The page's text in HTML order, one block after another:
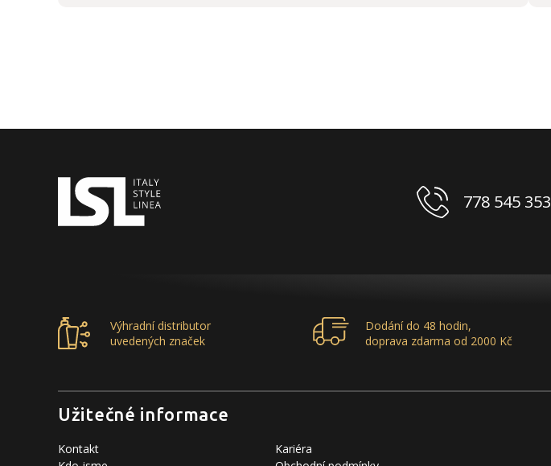
778 545 353
Výhradní distributor
uvedených značek
Dodání do 48 hodin,
doprava zdarma od 2000 Kč
Užitečné informace
Kontakt
Kariéra